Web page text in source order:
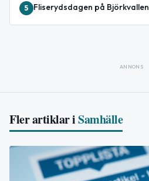
5 Fliserydsdagen på Björkvallen
ANNONS
Fler artiklar iSamhälle